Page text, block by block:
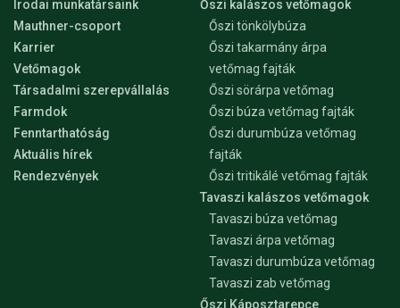
Irodai munkatársaink
Mauthner-csoport
Karrier
Vetőmagok
Társadalmi szerepvállalás
Farmdok
Fenntarthatóság
Aktuális hírek
Rendezvények
Őszi kalászos vetőmagok
Őszi tönkölybúza
Őszi takarmány árpa
vetőmag fajták
Őszi sörárpa vetőmag
Őszi búza vetőmag fajták
Őszi durumbúza vetőmag
fajták
Őszi tritikálé vetőmag fajták
Tavaszi kalászos vetőmagok
Tavaszi búza vetőmag
Tavaszi árpa vetőmag
Tavaszi durumbúza vetőmag
Tavaszi zab vetőmag
Őszi Káposztarepce